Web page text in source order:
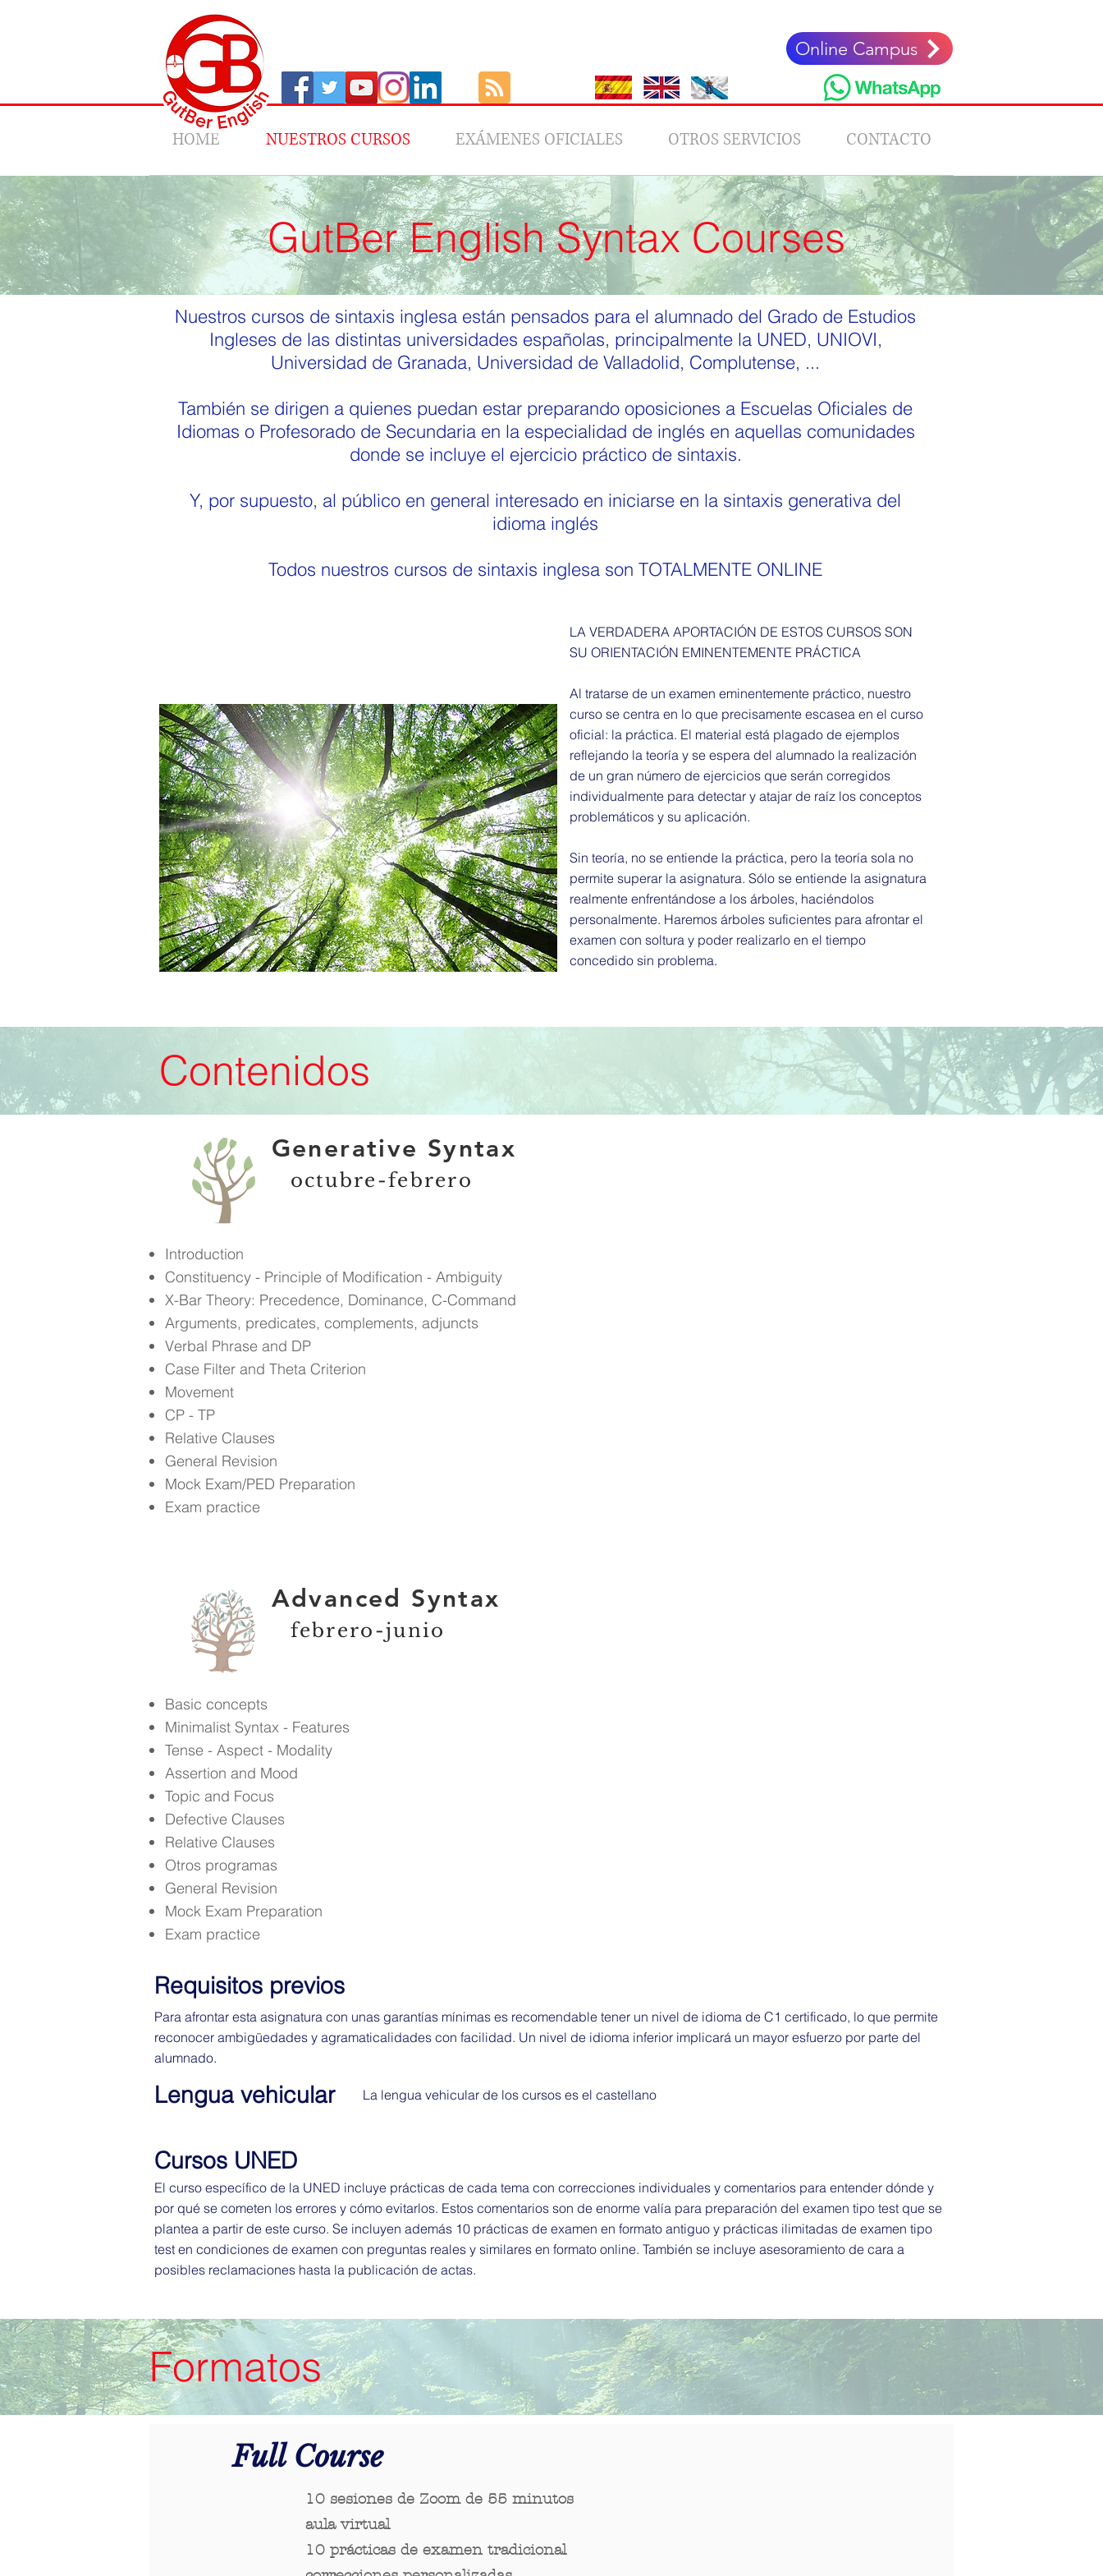
HOME NUESTROS CURSOS EXÁMENES OFICIALES OTROS SERVICIOS CONTACTO
Online Campus
GutBer English Syntax Courses
Nuestros cursos de sintaxis inglesa están pensados para el alumnado del Grado de Estudios
Ingleses de las distintas universidades españolas, principalmente la UNED, UNIOVI,
Universidad de Granada, Universidad de Valladolid, Complutense, ...
También se dirigen a quienes puedan estar preparando oposiciones a Escuelas Oficiales de
Idiomas o Profesorado de Secundaria en la especialidad de inglés en aquellas comunidades
donde se incluye el ejercicio práctico de sintaxis.
Y, por supuesto, al público en general interesado en iniciarse en la sintaxis generativa del
idioma inglés
Todos nuestros cursos de sintaxis inglesa son TOTALMENTE ONLINE
LA VERDADERA APORTACIÓN DE ESTOS CURSOS SON
SU ORIENTACIÓN EMINENTEMENTE PRÁCTICA
Al tratarse de un examen eminentemente práctico, nuestro
curso se centra en lo que precisamente escasea en el curso
oficial: la práctica. El material está plagado de ejemplos
reflejando la teoría y se espera del alumnado la realización
de un gran número de ejercicios que serán corregidos
individualmente para detectar y atajar de raíz los conceptos
problemáticos y su aplicación.
Sin teoría, no se entiende la práctica, pero la teoría sola no
permite superar la asignatura. Sólo se entiende la asignatura
realmente enfrentándose a los árboles, haciéndolos
personalmente. Haremos árboles suficientes para afrontar el
examen con soltura y poder realizarlo en el tiempo
concedido sin problema.
Contenidos
Generative Syntax
octubre-febrero
Introduction
Constituency - Principle of Modification - Ambiguity
X-Bar Theory: Precedence, Dominance, C-Command
Arguments, predicates, complements, adjuncts
Verbal Phrase and DP
Case Filter and Theta Criterion
Movement
CP - TP
Relative Clauses
General Revision
Mock Exam/PED Preparation
Exam practice
Advanced Syntax
febrero-junio
Basic concepts
Minimalist Syntax - Features
Tense - Aspect - Modality
Assertion and Mood
Topic and Focus
Defective Clauses
Relative Clauses
Otros programas
General Revision
Mock Exam Preparation
Exam practice
Para afrontar esta asignatura con unas garantías mínimas es recomendable tener un nivel de idioma de C1 certificado, lo que permite
reconocer ambigüedades y agramaticalidades con facilidad. Un nivel de idioma inferior implicará un mayor esfuerzo por parte del
alumnado.
Requisitos previos
Lengua vehicular La lengua vehicular de los cursos es el castellano
Cursos UNED
El curso específico de la UNED incluye prácticas de cada tema con correcciones individuales y comentarios para entender dónde y
por qué se cometen los errores y cómo evitarlos. Estos comentarios son de enorme valía para preparación del examen tipo test que se
plantea a partir de este curso. Se incluyen además 10 prácticas de examen en formato antiguo y prácticas ilimitadas de examen tipo
test en condiciones de examen con preguntas reales y similares en formato online. También se incluye asesoramiento de cara a
posibles reclamaciones hasta la publicación de actas.
Formatos
Full Course
10 sesiones de Zoom de 55 minutos
aula virtual
10 prácticas de examen tradicional